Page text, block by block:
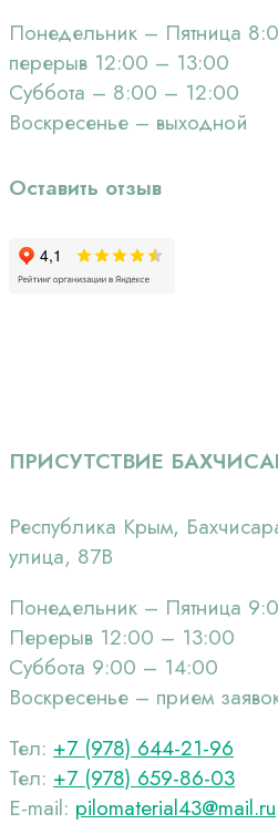
Понедельник – Пятница
перерыв 12:00 – 13:00
Суббота – 8:00 – 12:00
Воскресенье – выходной
Оставить отзыв
ПРИСУТСТВИЕ
Республика Крым,
улица, 87В
Понедельник – Пятница
Перерыв 12:00 – 13:00
Суббота 9:00 – 14:00
Воскресенье – прием
Тел: +7 (978) 644-21-96
Тел: +7 (978) 659-86-03
Е-mail: pilomaterial43@mail.ru